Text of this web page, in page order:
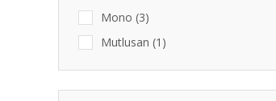
Mono (3)
Mutlusan (1)